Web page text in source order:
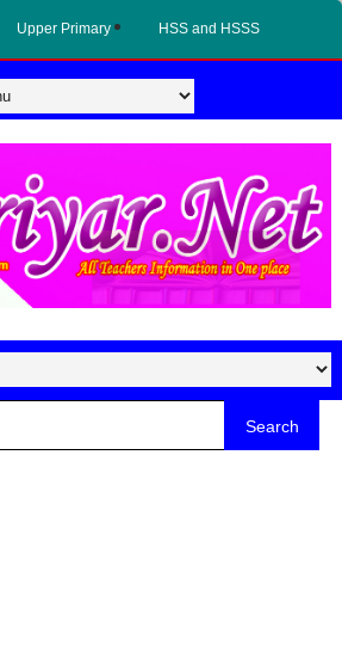
Upper Primary HSS and HSSS
Search